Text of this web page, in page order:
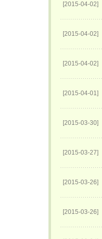
[2015-04-02]
[2015-04-02]
[2015-04-02]
[2015-04-01]
[2015-03-30]
[2015-03-27]
[2015-03-26]
[2015-03-26]